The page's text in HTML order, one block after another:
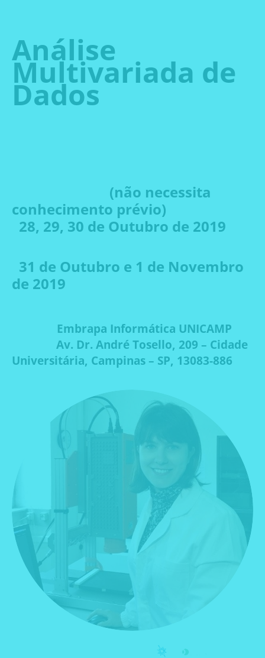
Análise
Multivariada de
Dados
(não necessita
conhecimento prévio)
28, 29, 30 de Outubro de 2019
31 de Outubro e 1 de Novembro
de 2019
Embrapa Informática UNICAMP
Av. Dr. André Tosello, 209 – Cidade
Universitária, Campinas – SP, 13083-886